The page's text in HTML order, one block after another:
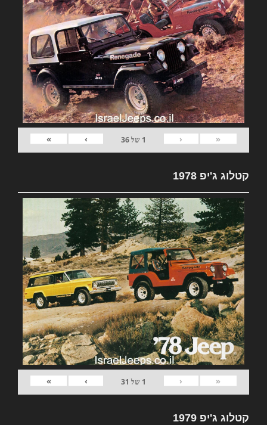
«
‹
1 של36
›
»
קטלוג ג'יפ 1978
«
‹
1 של 31
›
»
קטלוג ג'יפ 1979